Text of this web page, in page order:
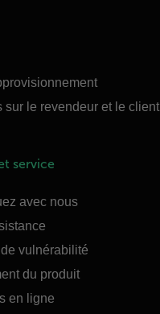
sur le revendeur et le client
service
avec nous
vulnérabilité
du produit
en ligne